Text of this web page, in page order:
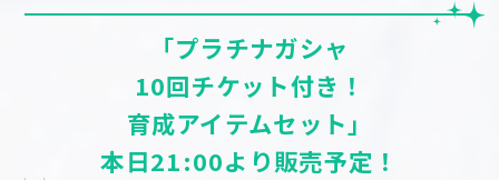
「プラチナガシャ
10回チケット付き！
育成アイテムセット」
本日21:00より販売予定！